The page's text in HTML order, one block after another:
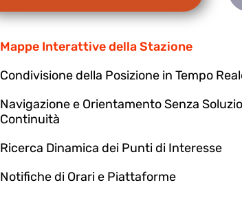
Mappe Interattive della Stazione
Condivisione della Posizione in Tempo
Navigazione e Orientamento Senza
Continuità
Ricerca Dinamica dei Punti di Interesse
Notifiche di Orari e Piattaforme